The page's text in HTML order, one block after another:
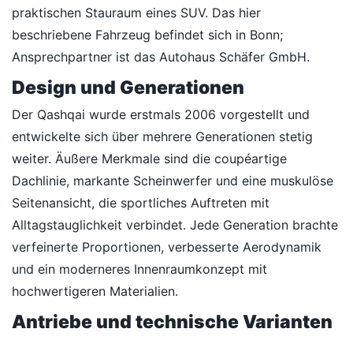
praktischen Stauraum eines SUV. Das hier
beschriebene Fahrzeug befindet sich in Bonn;
Ansprechpartner ist das Autohaus Schäfer GmbH.
Design und Generationen
Der Qashqai wurde erstmals 2006 vorgestellt und
entwickelte sich über mehrere Generationen stetig
weiter. Äußere Merkmale sind die coupéartige
Dachlinie, markante Scheinwerfer und eine muskulöse
Seitenansicht, die sportliches Auftreten mit
Alltagstauglichkeit verbindet. Jede Generation brachte
verfeinerte Proportionen, verbesserte Aerodynamik
und ein moderneres Innenraumkonzept mit
hochwertigeren Materialien.
Antriebe und technische Varianten